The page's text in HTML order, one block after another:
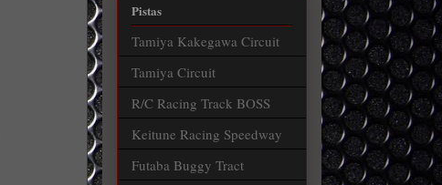
Pistas
Tamiya Kakegawa Circuit
Tamiya Circuit
R/C Racing Track BOSS
Keitune Racing Speedway
Futaba Buggy Tract